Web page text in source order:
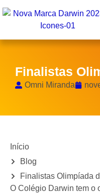
Finalistas
Omni Miranda
Início
Blog
Finalistas Olimpíada
O Colégio Darwin tem o